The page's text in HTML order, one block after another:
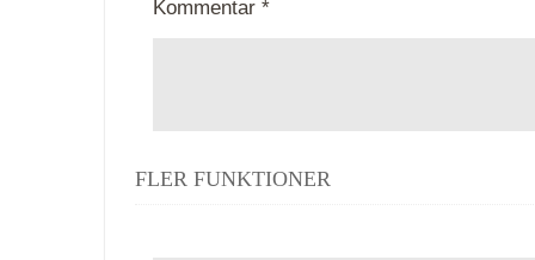
Kommentar *
FLER FUNKTIONER